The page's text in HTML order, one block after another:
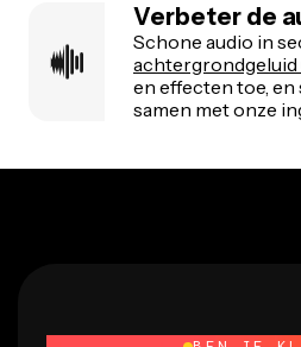
Verbeter de
Schone audio in
achtergrondgeluid
en effecten toe, en
samen met onze